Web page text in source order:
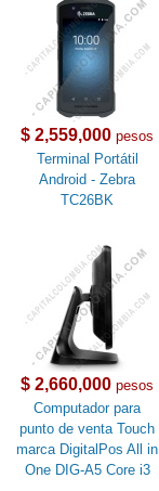
$ 2,559,000 pesos
Terminal Portátil
Android - Zebra
TC26BK
$ 2,660,000 pesos
Computador para
punto de venta Touch
marca DigitalPos All in
One DIG-A5 Core i3